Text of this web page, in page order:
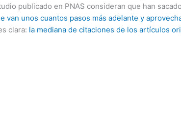
publicado en PNAS consideran que han
van unos cuantos pasos más adelante y
clara: la mediana de citaciones de los artículos